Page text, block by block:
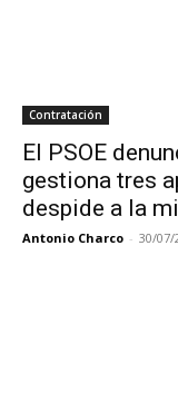
Contratación
El PSOE
gestiona tres
despide a la
Antonio Charco - 30/07/